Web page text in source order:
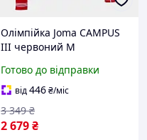
Олімпійка Joma CAMPUS
III червоний M
Готово до відправки
від446₴/міс
2 679₴
3 349 ₴